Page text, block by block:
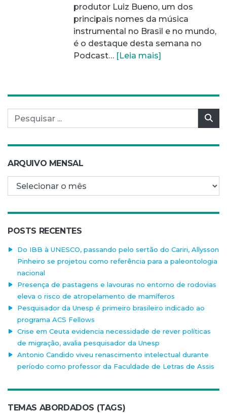
produtor Luiz Bueno, um dos
principais nomes da música
instrumental no Brasil e no mundo,
é o destaque desta semana no
Podcast… [Leia mais]
Pesquisar por:
ARQUIVO MENSAL
Arquivo mensal
POSTS RECENTES
Do IBB à UNESCO, passando pelo sertão do Cariri, Allysson
Pinheiro se projetou como referência para a paleontologia
nacional
Presença de pastagens e lavouras no entorno de rodovias
eleva o risco de atropelamento de mamíferos
Pesquisador da Unesp é primeiro brasileiro indicado ao
programa ACS Fellows
Crise em Ceuta evidencia necessidade de rever políticas
de migração, avalia pesquisador da Unesp
Antonio Candido viveu renascimento intelectual durante
período como professor da Faculdade de Letras de Assis
TEMAS ABORDADOS (TAGS)